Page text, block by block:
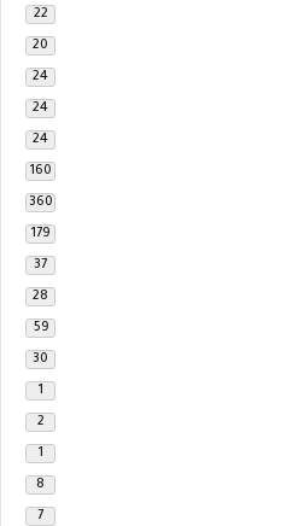
22
20
24
24
24
160
360
179
37
28
59
30
1
2
1
8
7